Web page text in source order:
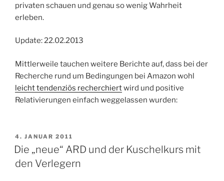
privaten schauen und genau so wenig Wahrheit
erleben.
Update: 22.02.2013
Mittlerweile tauchen weitere Berichte auf, dass bei der
Recherche rund um Bedingungen bei Amazon wohl
leicht tendenziös recherchiertwird und positive
Relativierungen einfach weggelassen wurden:
VERÖFFENTLICHT
AM
4. JANUAR 2011
Die „neue“ ARD und der Kuschelkurs mit
den Verlegern